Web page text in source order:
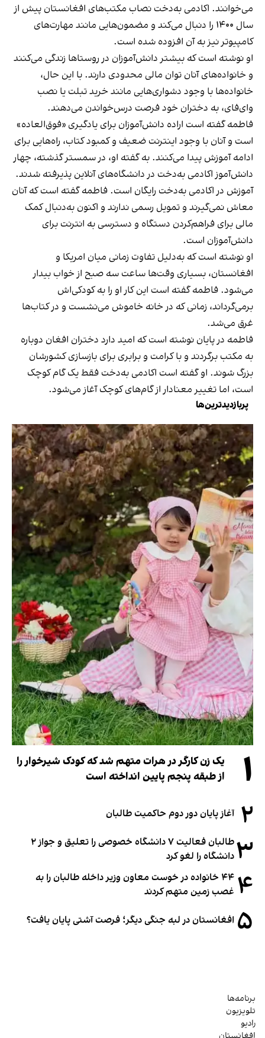
می‌خوانند. اکادمی به‌دخت نصاب مکتب‌های افغانستان پیش از
سال ۱۴۰۰ را دنبال می‌کند و مضمون‌هایی مانند مهارت‌های
کامپیوتر نیز به آن افزوده شده است.
او نوشته است که بیشتر دانش‌آموزان در روستاها زندگی می‌کنند
و خانواده‌های آنان توان مالی محدودی دارند. با این حال،
خانواده‌ها با وجود دشواری‌هایی مانند خرید تبلت یا نصب
وای‌فای، به دختران خود فرصت درس‌خواندن می‌دهند.
فاطمه گفته است اراده دانش‌آموزان برای یادگیری «فوق‌العاده»
است و آنان با وجود اینترنت ضعیف و کمبود کتاب، راه‌هایی برای
ادامه آموزش پیدا می‌کنند. به گفته او، در سمستر گذشته، چهار
دانش‌آموز اکادمی به‌دخت در دانشگاه‌های آنلاین پذیرفته شدند.
آموزش در اکادمی به‌دخت رایگان است. فاطمه گفته است که آنان
معاش نمی‌گیرند و تمویل رسمی ندارند و اکنون به‌دنبال کمک
مالی برای فراهم‌کردن دستگاه و دسترسی به انترنت برای
دانش‌آموزان است.
او نوشته است که به‌دلیل تفاوت زمانی میان امریکا و
افغانستان، بسیاری وقت‌ها ساعت سه صبح از خواب بیدار
می‌شود. فاطمه گفته است این کار او را به کودکی‌اش
برمی‌گرداند، زمانی که در خانه خاموش می‌نشست و در کتاب‌ها
غرق می‌شد.
فاطمه در پایان نوشته است که امید دارد دختران افغان دوباره
به مکتب برگردند و با کرامت و برابری برای بازسازی کشورشان
بزرگ شوند. او گفته است اکادمی به‌دخت فقط یک گام کوچک
است، اما تغییر معنادار از گام‌های کوچک آغاز می‌شود.
پربازدیدترین‌ها
۱
یک زن کارگر در هرات متهم شد که کودک شیرخوار را
از طبقه پنجم پایین انداخته است
۲ آغاز پایان دور دوم حاکمیت طالبان
۳
طالبان فعالیت ۷ دانشگاه خصوصی را تعلیق و جواز ۲
دانشگاه را لغو کرد
۴
۴۴ خانواده در خوست معاون وزیر داخله طالبان را به
غصب زمین متهم کردند
۵ افغانستان در لبه جنگی دیگر؛ فرصت آشتی پایان یافت؟
برنامه‌ها
تلویزیون
رادیو